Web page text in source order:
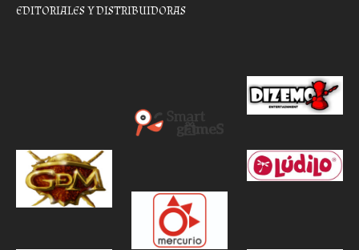
EDITORIALES Y DISTRIBUIDORAS